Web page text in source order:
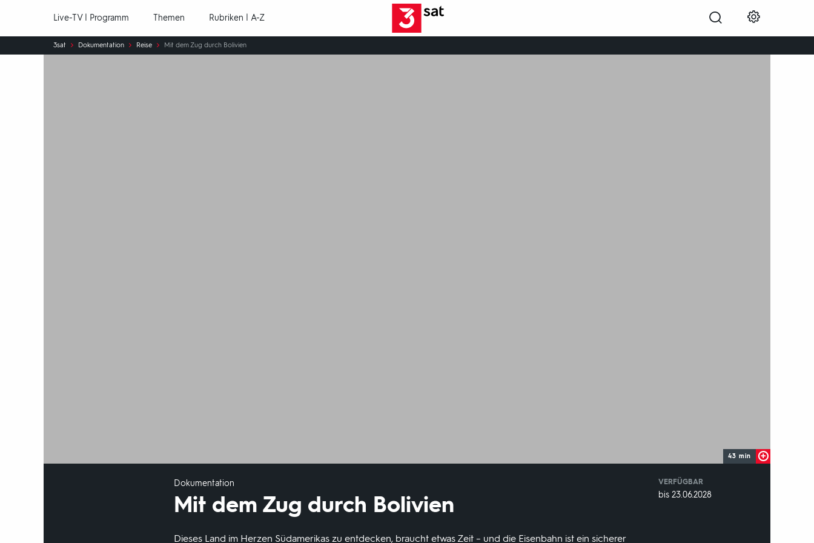
Live-TV | Programm Themen Rubriken | A-Z
Sie
sind
3sat Dokumentation Reise Mit dem Zug durch Bolivien
43 min
Dokumentation
Mit dem Zug durch Bolivien
Dieses Land im Herzen Südamerikas zu entdecken, braucht etwas Zeit – und die Eisenbahn ist ein sicherer
VERFÜGBAR
weltweit
VERFÜGBAR
bis 23.06.2028